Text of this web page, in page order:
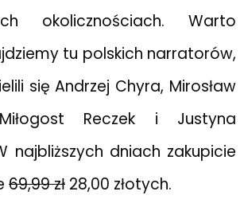
okolicznościach. Warto
tu polskich narratorów,
się Andrzej Chyra, Mirosław
Reczek i Justyna
najbliższych dniach zakupicie
69,99 zł 28,00 złotych.